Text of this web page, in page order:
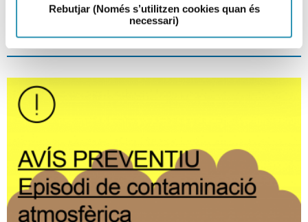
Rebutjar (Només s’utilitzen cookies quan és
necessari)